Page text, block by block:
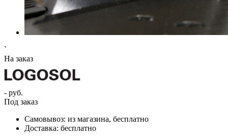
`
На заказ
- руб.
Под заказ
Самовывоз: из магазина, бесплатно
Доставка: бесплатно